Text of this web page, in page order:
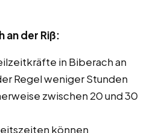
an der Riß:
in Biberach an
Regel weniger Stunden
zwischen 20 und 30
können